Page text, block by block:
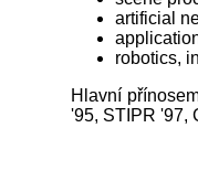
artificial
robotics,
Hlavní
'95, STIPR '97,